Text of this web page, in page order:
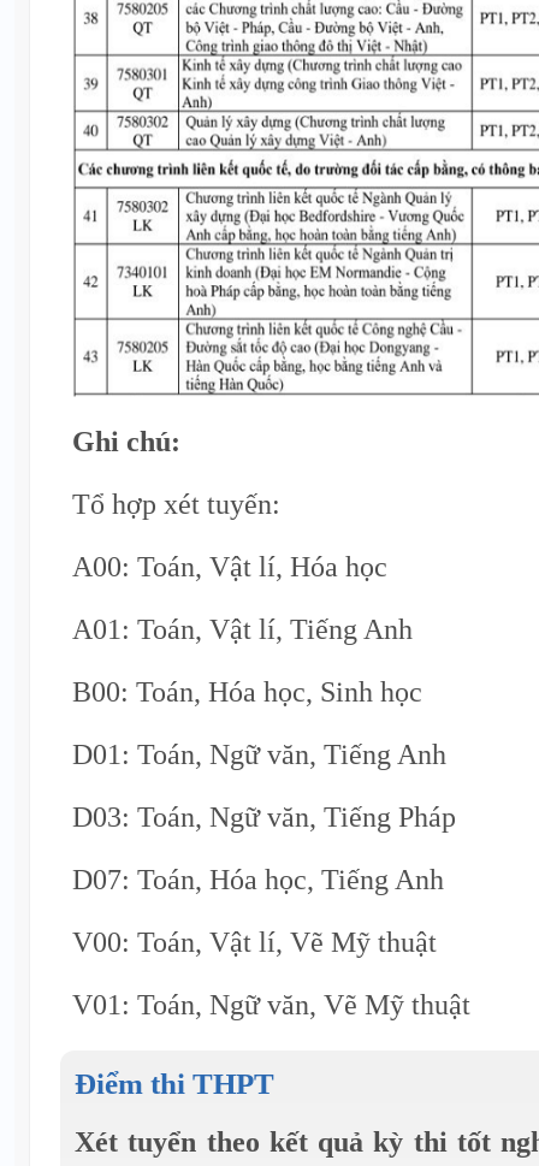
Ghi chú:
Tổ hợp xét tuyến:
A00: Toán, Vật lí, Hóa học
A01: Toán, Vật lí, Tiếng Anh
B00: Toán, Hóa học, Sinh học
D01: Toán, Ngữ văn, Tiếng Anh
D03: Toán, Ngữ văn, Tiếng Pháp
D07: Toán, Hóa học, Tiếng Anh
V00: Toán, Vật lí, Vẽ Mỹ thuật
V01: Toán, Ngữ văn, Vẽ Mỹ thuật
Điểm thi THPT
Xét tuyển theo kết quả kỳ thi tốt